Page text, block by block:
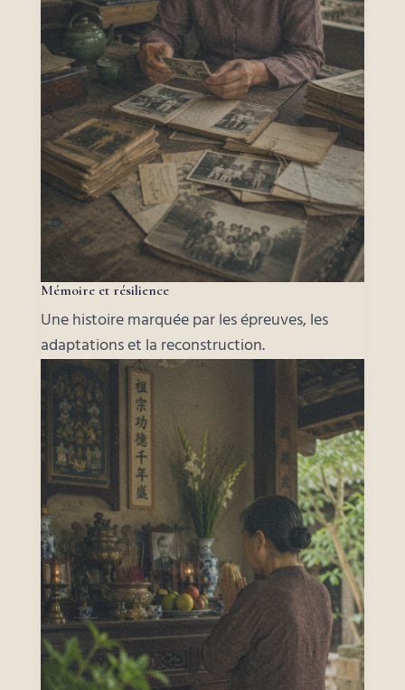
Mémoire et résilience
Une histoire marquée par les épreuves, les
adaptations et la reconstruction.